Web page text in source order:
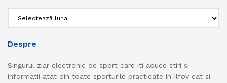
Despre
Singurul ziar electronic de sport care iti aduce stiri si
informatii atat din toate sporturile practicate in Ilfov cat si